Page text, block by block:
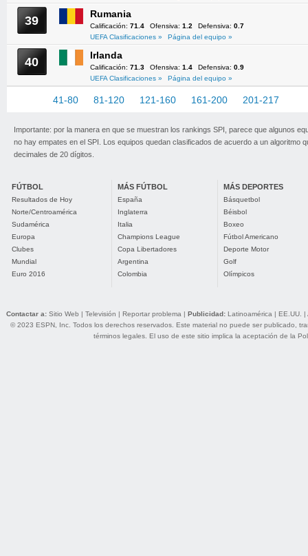
39 Rumania
Calificación: 71.4 Ofensiva: 1.2 Defensiva: 0.7
UEFA Clasificaciones »
Página del equipo »
40 Irlanda
Calificación: 71.3 Ofensiva: 1.4 Defensiva: 0.9
UEFA Clasificaciones »
Página del equipo »
41-80 81-120 121-160 161-200 201-217
Importante: por la manera en que se muestran los rankings SPI, parece que algunos
no hay empates en el SPI. Los equipos quedan clasificados de acuerdo a un algoritmo
decimales de 20 dígitos.
FÚTBOL
Resultados de Hoy
Norte/Centroamérica
Sudamérica
Europa
Clubes
Mundial
Euro 2016
MÁS FÚTBOL
España
Inglaterra
Italia
Champions League
Copa Libertadores
Argentina
Colombia
MÁS DEPORTES
Básquetbol
Béisbol
Boxeo
Fútbol Americano
Deporte Motor
Golf
Olímpicos
Contactar a: Sitio Web | Televisión | Reportar problema | Publicidad: Latinoamérica | EE.UU. |
© 2023 ESPN, Inc. Todos los derechos reservados. Este material no puede ser publicado,
términos legales. El uso de este sitio implica la aceptación de la